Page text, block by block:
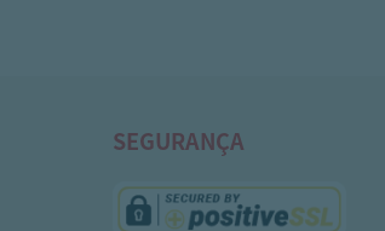
SEGURANÇA